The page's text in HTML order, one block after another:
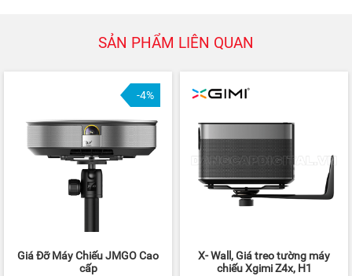
SẢN PHẨM LIÊN QUAN
-4%
Giá Đỡ Máy Chiếu JMGO Cao
cấp
X- Wall, Giá treo tường máy
chiếu Xgimi Z4x, H1